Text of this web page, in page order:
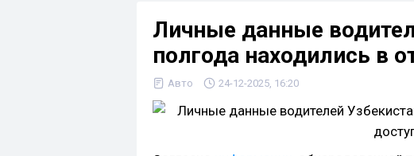
Личные данные
полгода находились в
Авто 24-12-2025, 16:20